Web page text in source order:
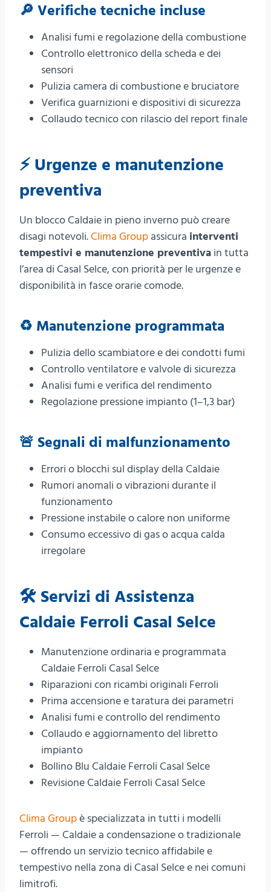
🔎 Verifiche tecniche incluse
Analisi fumi e regolazione della combustione
Controllo elettronico della scheda e dei
sensori
Pulizia camera di combustione e bruciatore
Verifica guarnizioni e dispositivi di sicurezza
Collaudo tecnico con rilascio del report finale
⚡ Urgenze e manutenzione
preventiva
Un blocco Caldaie in pieno inverno può creare
disagi notevoli.Clima Group assicura interventi
tempestivi e manutenzione preventiva in tutta
l’area di Casal Selce, con priorità per le urgenze e
disponibilità in fasce orarie comode.
♻️ Manutenzione programmata
Pulizia dello scambiatore e dei condotti fumi
Controllo ventilatore e valvole di sicurezza
Analisi fumi e verifica del rendimento
Regolazione pressione impianto (1–1,3 bar)
🚨 Segnali di malfunzionamento
Errori o blocchi sul display della Caldaie
Rumori anomali o vibrazioni durante il
funzionamento
Pressione instabile o calore non uniforme
Consumo eccessivo di gas o acqua calda
irregolare
🛠️ Servizi di Assistenza
Caldaie Ferroli Casal Selce
Manutenzione ordinaria e programmata
Caldaie Ferroli Casal Selce
Riparazioni con ricambi originali Ferroli
Prima accensione e taratura dei parametri
Analisi fumi e controllo del rendimento
Collaudo e aggiornamento del libretto
impianto
Bollino Blu Caldaie Ferroli Casal Selce
Revisione Caldaie Ferroli Casal Selce
Clima Groupè specializzata in tutti i modelli
Ferroli — Caldaie a condensazione o tradizionale
— offrendo un servizio tecnico affidabile e
tempestivo nella zona di Casal Selce e nei comuni
limitrofi.